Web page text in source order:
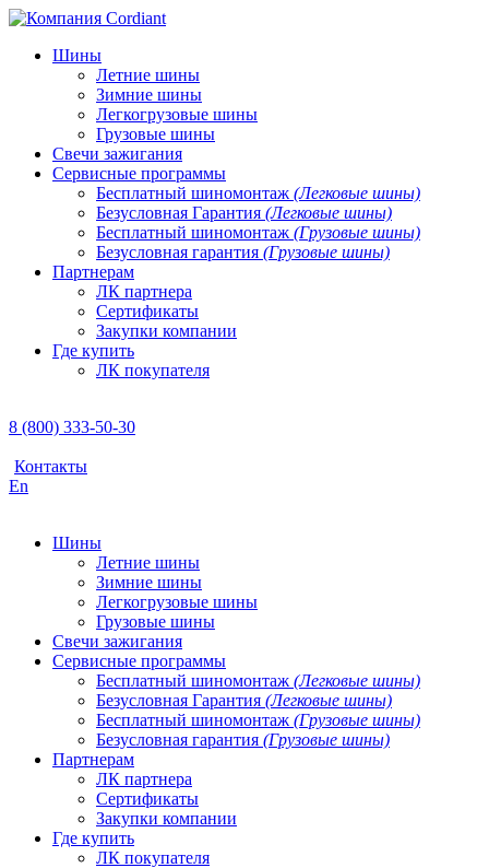
Шины
Летние шины
Зимние шины
Легкогрузовые шины
Грузовые шины
Свечи зажигания
Сервисные программы
Бесплатный шиномонтаж (Легковые шины)
Безусловная Гарантия (Легковые шины)
Бесплатный шиномонтаж (Грузовые шины)
Безусловная гарантия (Грузовые шины)
Партнерам
ЛК партнера
Сертификаты
Закупки компании
Где купить
ЛК покупателя
8 (800) 333-50-30
Контакты
En
Шины
Летние шины
Зимние шины
Легкогрузовые шины
Грузовые шины
Свечи зажигания
Сервисные программы
Бесплатный шиномонтаж (Легковые шины)
Безусловная Гарантия (Легковые шины)
Бесплатный шиномонтаж (Грузовые шины)
Безусловная гарантия (Грузовые шины)
Партнерам
ЛК партнера
Сертификаты
Закупки компании
Где купить
ЛК покупателя